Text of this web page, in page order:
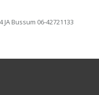
Bussum 06-42721133